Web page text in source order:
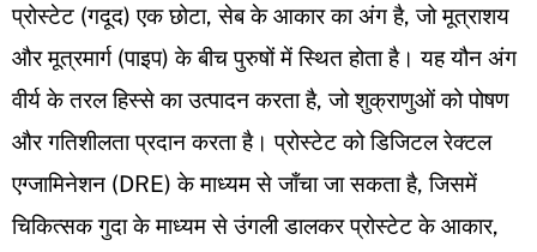
प्रोस्टेट (गदूद) एक छोटा, सेब के आकार का अंग है, जो मूत्राशय
और मूत्रमार्ग (पाइप) के बीच पुरुषों में स्थित होता है। यह यौन अंग
वीर्य के तरल हिस्से का उत्पादन करता है, जो शुक्राणुओं को पोषण
और गतिशीलता प्रदान करता है। प्रोस्टेट को डिजिटल रेक्टल
एग्जामिनेशन (DRE) के माध्यम से जाँचा जा सकता है, जिसमें
चिकित्सक गुदा के माध्यम से उंगली डालकर प्रोस्टेट के आकार,